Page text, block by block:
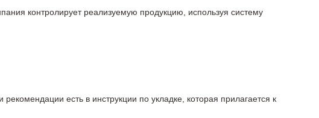
контролирует реализуемую продукцию, используя систему
есть в инструкции по укладке, которая прилагается к